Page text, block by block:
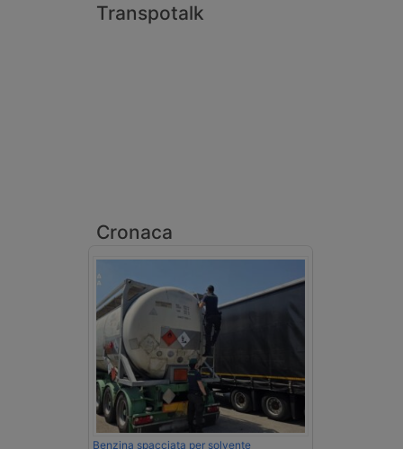
Transpotalk
Cronaca
Benzina spacciata per solvente